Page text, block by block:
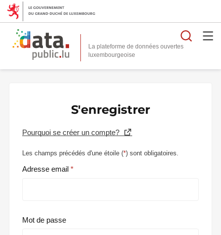
La plateforme de données ouvertes
S'enregistrer
Pourquoi se créer un compte?
Les champs précédés d'une étoile (*) sont obligatoires.
Adresse email
Mot de passe